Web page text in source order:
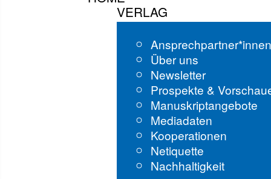
VERLAG
Über uns
Newsletter
Prospekte &
Manuskriptangebote
Mediadaten
Kooperationen
Netiquette
Nachhaltigkeit